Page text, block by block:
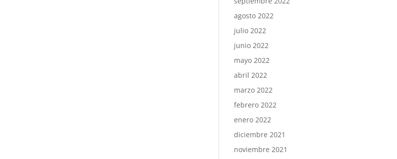
agosto 2022
julio 2022
junio 2022
mayo 2022
abril 2022
marzo 2022
febrero 2022
enero 2022
diciembre 2021
noviembre 2021